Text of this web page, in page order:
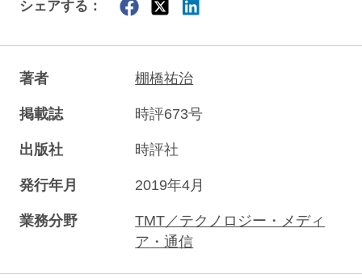
シェアする：
著者 棚橋祐治
掲載誌 時評673号
出版社 時評社
発行年月 2019年4月
業務分野
TMT／テクノロジー・メディ
ア・通信